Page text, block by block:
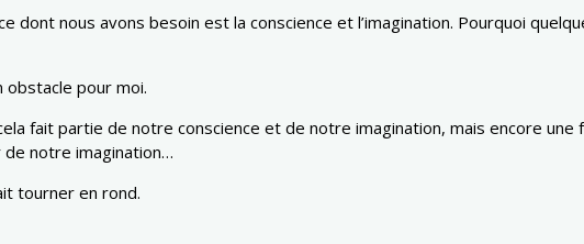
dont nous avons besoin est la conscience et l’imagination. Pourquoi
obstacle pour moi.
fait partie de notre conscience et de notre imagination, mais encore
de notre imagination…
tourner en rond.